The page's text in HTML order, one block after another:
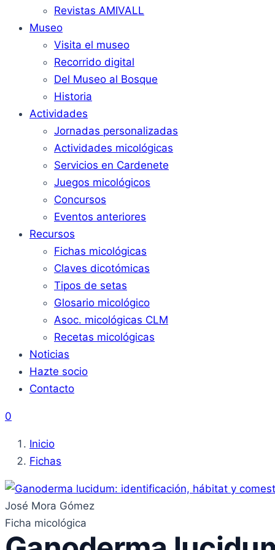
Revistas AMIVALL
Museo
Visita el museo
Recorrido digital
Del Museo al Bosque
Historia
Actividades
Jornadas personalizadas
Actividades micológicas
Servicios en Cardenete
Juegos micológicos
Concursos
Eventos anteriores
Recursos
Fichas micológicas
Claves dicotómicas
Tipos de setas
Glosario micológico
Asoc. micológicas CLM
Recetas micológicas
Noticias
Hazte socio
Contacto
0
Inicio
Fichas
José Mora Gómez
Ficha micológica